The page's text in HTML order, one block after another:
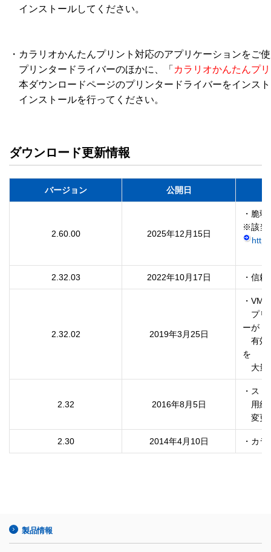
インストールしてください。
・カラリオかんたんプリント対応のアプリケーションをご
プリンタードライバーのほかに、「 カラリオかんたんプ
本ダウンロードページのプリンタードライバーをインス
インストールを行ってください。
ダウンロード更新情報
バージョン 公開日
2.60.00 2025年12月15日
・脆
2.32.03 2022年10月17日 ・信
2.32.02 2019年3月25日
・
プリ
ーが
有効
を
大量
2.32 2016年8月5日
・ス
用紙
変更
2.30 2014年4月10日 ・カ
製品情報